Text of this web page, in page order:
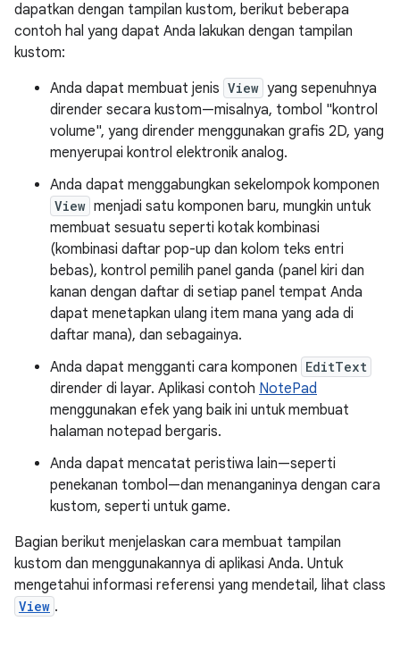
dapatkan dengan tampilan kustom, berikut beberapa
contoh hal yang dapat Anda lakukan dengan tampilan
kustom:
Anda dapat membuat jenis View yang sepenuhnya
dirender secara kustom—misalnya, tombol "kontrol
volume", yang dirender menggunakan grafis 2D, yang
menyerupai kontrol elektronik analog.
Anda dapat menggabungkan sekelompok komponen
View menjadi satu komponen baru, mungkin untuk
membuat sesuatu seperti kotak kombinasi
(kombinasi daftar pop-up dan kolom teks entri
bebas), kontrol pemilih panel ganda (panel kiri dan
kanan dengan daftar di setiap panel tempat Anda
dapat menetapkan ulang item mana yang ada di
daftar mana), dan sebagainya.
Anda dapat mengganti cara komponen EditText
dirender di layar. Aplikasi contoh NotePad
menggunakan efek yang baik ini untuk membuat
halaman notepad bergaris.
Anda dapat mencatat peristiwa lain—seperti
penekanan tombol—dan menanganinya dengan cara
kustom, seperti untuk game.
Bagian berikut menjelaskan cara membuat tampilan
kustom dan menggunakannya di aplikasi Anda. Untuk
mengetahui informasi referensi yang mendetail, lihat class
View .